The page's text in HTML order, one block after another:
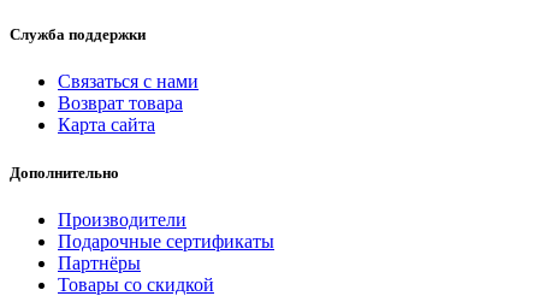
Служба поддержки
Связаться с нами
Возврат товара
Карта сайта
Дополнительно
Производители
Подарочные сертификаты
Партнёры
Товары со скидкой